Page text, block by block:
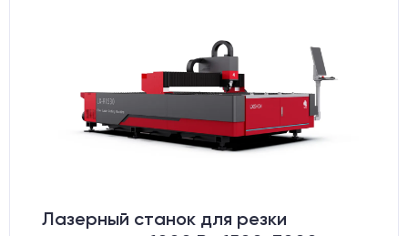
Лазерный станок для резки